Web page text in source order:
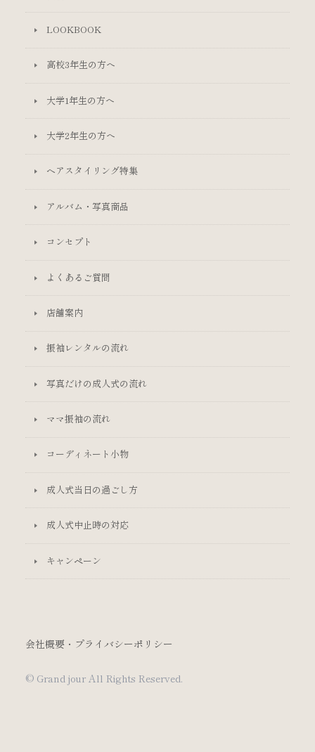
LOOKBOOK
高校3年生の方へ
大学1年生の方へ
大学2年生の方へ
ヘアスタイリング特集
アルバム・写真商品
コンセプト
よくあるご質問
店舗案内
振袖レンタルの流れ
写真だけの成人式の流れ
ママ振袖の流れ
コーディネート小物
成人式当日の過ごし方
成人式中止時の対応
キャンペーン
会社概要・プライバシーポリシー
© Grand jour All Rights Reserved.